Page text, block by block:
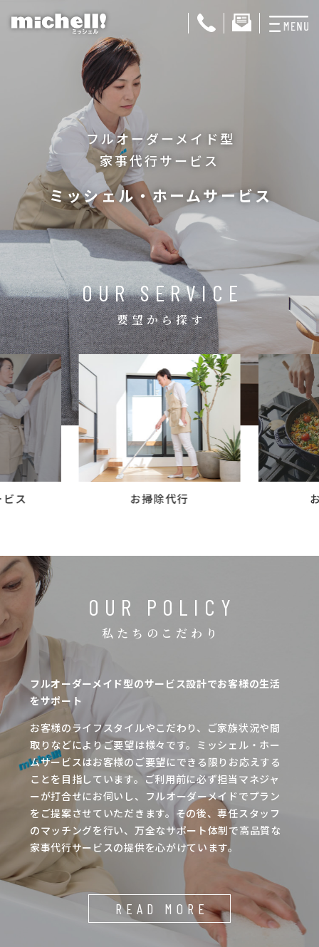
お料理代行
おためしサービス
サービス一覧
ご契約者さま限定サ
会社紹介
コラム
ご案内
お知らせ
家事スタッフ募集
働く仲間インタビュー
フルオーダーメイド型
家事代行サービス
ミッシェル・ホームサービス
OUR SERVICE
要望から探す
ス お掃除代行
OUR POLICY
私たちのこだわり
フルオーダーメイド型のサービス設計でお客様の生活
をサポート
お客様のライフスタイルやこだわり、ご家族状況や間
取りなどによりご要望は様々です。ミッシェル・ホー
ムサービスはお客様のご要望にできる限りお応えする
ことを目指しています。ご利用前に必ず担当マネジャ
ーが打合せにお伺いし、フルオーダーメイドでプラン
をご提案させていただきます。その後、専任スタッフ
のマッチングを行い、万全なサポート体制で高品質な
家事代行サービスの提供を心がけています。
READ MORE